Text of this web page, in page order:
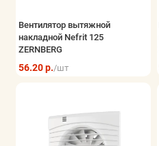
Вентилятор вытяжной
накладной Nefrit 125
ZERNBERG
56.20 р./шт